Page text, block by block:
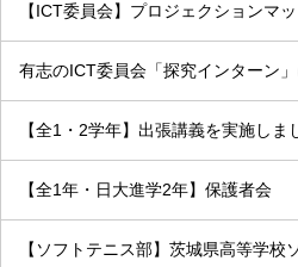
【ICT委員会】プロジェクションマ
有志のICT委員会「探究インターン
【全1・2学年】出張講義を実施しま
【全1年・日大進学2年】保護者会
【ソフトテニス部】茨城県高等学校